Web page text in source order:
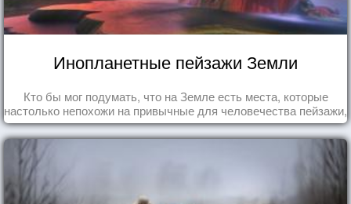
Инопланетные пейзажи Земли
Кто бы мог подумать, что на Земле есть места, которые
настолько непохожи на привычные для человечества пейзажи,
что кажутся и вовсе инопланетными!